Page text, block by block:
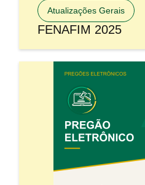
Atualizações Gerais
FENAFIM 2025